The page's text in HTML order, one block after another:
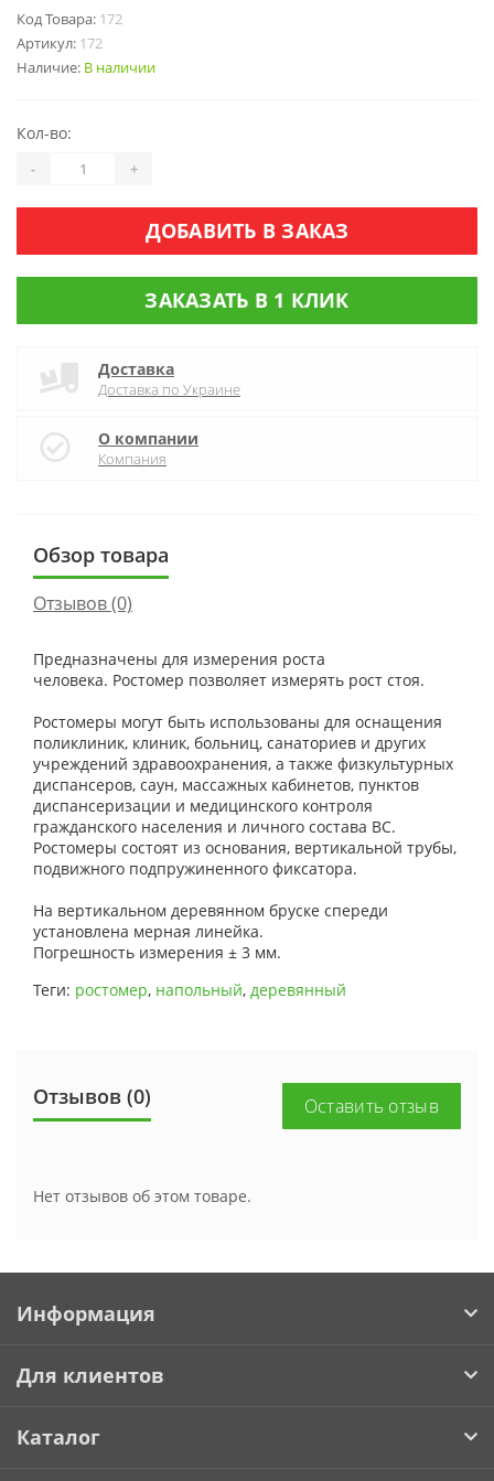
Код Товара: 172
Артикул: 172
Наличие: В наличии
Кол-во:
- +
ДОБАВИТЬ В ЗАКАЗ
ЗАКАЗАТЬ В 1 КЛИК
Доставка
Доставка по Украине
О компании
Компания
Обзор товара
Отзывов (0)
Предназначены для измерения роста
человека. Ростомер позволяет измерять рост стоя.
Ростомеры могут быть использованы для оснащения
поликлиник, клиник, больниц, санаториев и других
учреждений здравоохранения, а также физкультурных
диспансеров, саун, массажных кабинетов, пунктов
диспансеризации и медицинского контроля
гражданского населения и личного состава ВС.
Ростомеры состоят из основания, вертикальной трубы,
подвижного подпружиненного фиксатора.
На вертикальном деревянном бруске спереди
установлена мерная линейка.
Погрешность измерения ± 3 мм.
Теги: ростомер, напольный, деревянный
Отзывов (0) Оставить отзыв
Нет отзывов об этом товаре.
Информация
Для клиентов
Каталог